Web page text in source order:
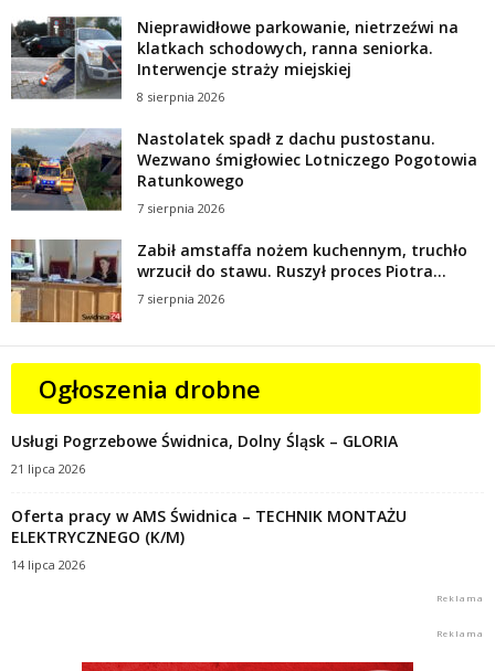
Nieprawidłowe parkowanie, nietrzeźwi na
klatkach schodowych, ranna seniorka.
Interwencje straży miejskiej
8 sierpnia 2026
Nastolatek spadł z dachu pustostanu.
Wezwano śmigłowiec Lotniczego Pogotowia
Ratunkowego
7 sierpnia 2026
Zabił amstaffa nożem kuchennym, truchło
wrzucił do stawu. Ruszył proces Piotra...
7 sierpnia 2026
Ogłoszenia drobne
Usługi Pogrzebowe Świdnica, Dolny Śląsk – GLORIA
21 lipca 2026
Oferta pracy w AMS Świdnica – TECHNIK MONTAŻU
ELEKTRYCZNEGO (K/M)
14 lipca 2026